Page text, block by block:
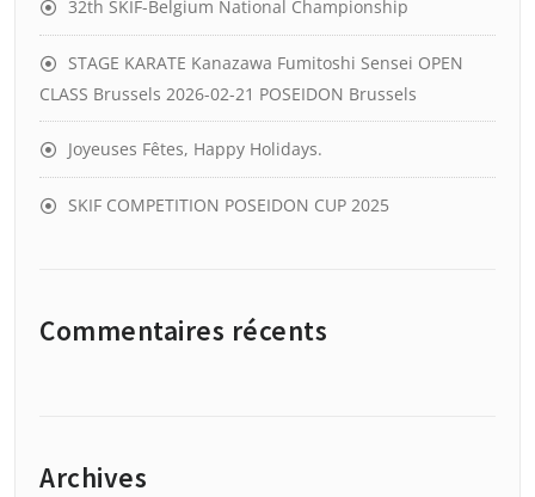
32th SKIF-Belgium National Championship
STAGE KARATE Kanazawa Fumitoshi Sensei OPEN
CLASS Brussels 2026-02-21 POSEIDON Brussels
Joyeuses Fêtes, Happy Holidays.
SKIF COMPETITION POSEIDON CUP 2025
Commentaires récents
Archives